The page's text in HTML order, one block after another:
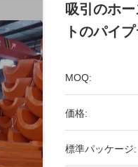
吸引のホ
トのパイ
MOQ:
価格:
標準パッケージ: